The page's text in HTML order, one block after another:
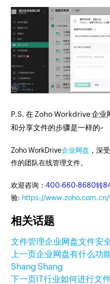
P.S. 在 Zoho Workdrive 企业
和分享文件的步骤是一样的~
Zoho WorkDrive企业网盘 ，深
作的团队在线管理文件。
欢迎咨询：400-660-8680转
验: https://
相关话题
文件管理企业网盘文件安
上一页企业网盘有什么功
Shang Shang
下一页IT行业如何进行文